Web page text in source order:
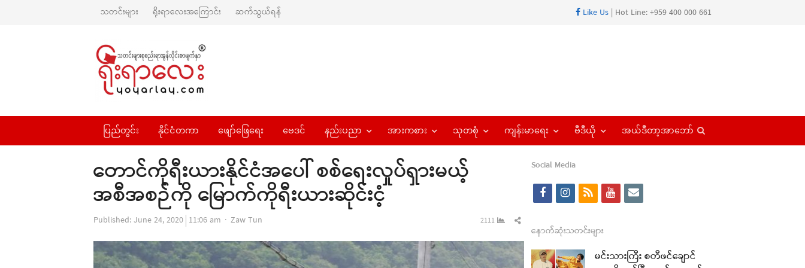
သတင်းများ ရိုးရာလေးအကြောင်း ဆက်သွယ်ရန် Like Us | Hot Line: +959 400 000 661
ပြည်တွင်း နိုင်ငံတကာ ဖျော်ဖြေရေး ဗေဒင် နည်းပညာ အားကစား သုတစုံ ကျန်းမာရေး ဗီဒီယို အယ်ဒီတာ့အာဘော်
တောင်ကိုရီးယားနိုင်ငံအပေါ် စစ်ရေးလှုပ်ရှားမယ့်
အစီအစဉ်ကို မြောက်ကိုရီးယားဆိုင်းငံ့
Published:June 24, 2020 11:06 am Author
Zaw Tun 2111
Share
this
post
Social Media
f
c
e
i
s
t
r
s
y
t
e
i
နောက်ဆုံးသတင်းများ
မင်းသားကြီး စတီဖင်ချောင်